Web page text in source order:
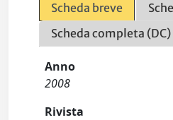
Scheda breve
Scheda completa (DC)
Anno
2008
Rivista